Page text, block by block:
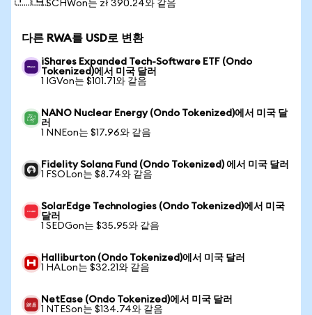
1 SCHWon는 zł 390.24와 같음
다른 RWA를 USD로 변환
iShares Expanded Tech-Software ETF (Ondo
Tokenized)에서 미국 달러
1 IGVon는 $101.71와 같음
NANO Nuclear Energy (Ondo Tokenized)에서 미국 달
러
1 NNEon는 $17.96와 같음
Fidelity Solana Fund (Ondo Tokenized) 에서 미국 달러
1 FSOLon는 $8.74와 같음
SolarEdge Technologies (Ondo Tokenized)에서 미국
달러
1 SEDGon는 $35.95와 같음
Halliburton (Ondo Tokenized)에서 미국 달러
1 HALon는 $32.21와 같음
NetEase (Ondo Tokenized)에서 미국 달러
1 NTESon는 $134.74와 같음